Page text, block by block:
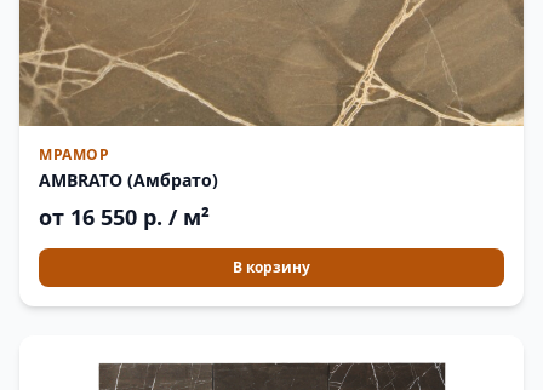
МРАМОР
AMBRATO (Амбрато)
от 16 550 р. / м²
В корзину